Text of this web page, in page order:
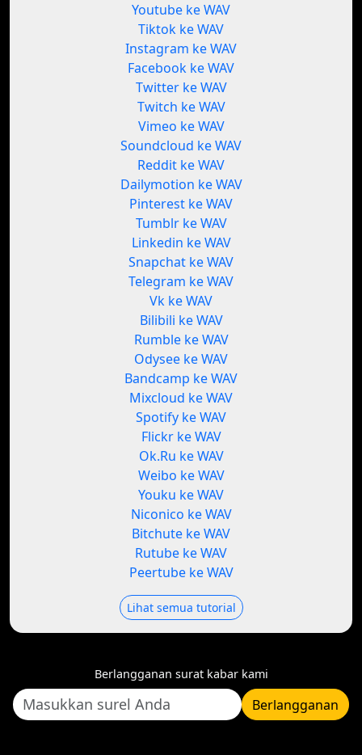
Youtube ke WAV
Tiktok ke WAV
Instagram ke WAV
Facebook ke WAV
Twitter ke WAV
Twitch ke WAV
Vimeo ke WAV
Soundcloud ke WAV
Reddit ke WAV
Dailymotion ke WAV
Pinterest ke WAV
Tumblr ke WAV
Linkedin ke WAV
Snapchat ke WAV
Telegram ke WAV
Vk ke WAV
Bilibili ke WAV
Rumble ke WAV
Odysee ke WAV
Bandcamp ke WAV
Mixcloud ke WAV
Spotify ke WAV
Flickr ke WAV
Ok.Ru ke WAV
Weibo ke WAV
Youku ke WAV
Niconico ke WAV
Bitchute ke WAV
Rutube ke WAV
Peertube ke WAV
Lihat semua tutorial
Berlangganan surat kabar kami
Berlangganan